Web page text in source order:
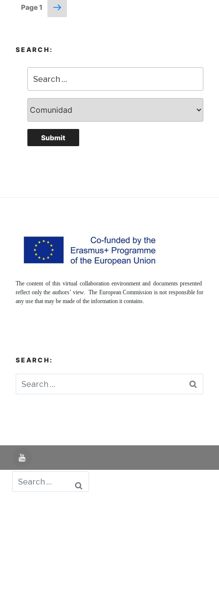
Posts
Page1
Next
page
SEARCH:
The content of this virtual collaboration environment and documents presented
reflect only the authors’ view. The European Commission is not responsible for
any use that may be made of the information it contains.
SEARCH:
YouTube